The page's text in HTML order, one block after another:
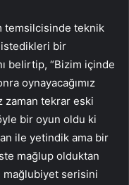
temsilcisinde teknik
istedikleri bir
belirtip, “Bizim içinde
oynayacağımız
zaman tekrar eski
bir oyun oldu ki
ile yetindik ama bir
mağlup olduktan
mağlubiyet serisini